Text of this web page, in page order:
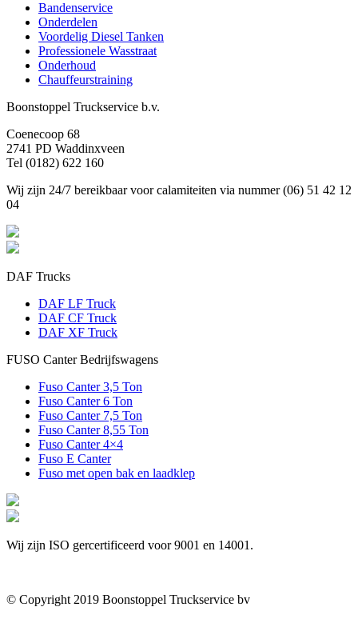
Bandenservice
Onderdelen
Voordelig Diesel Tanken
Professionele Wasstraat
Onderhoud
Chauffeurstraining
Boonstoppel Truckservice b.v.
Coenecoop 68
2741 PD Waddinxveen
Tel (0182) 622 160
Wij zijn 24/7 bereikbaar voor calamiteiten via nummer (06) 51 42 12
04
DAF Trucks
DAF LF Truck
DAF CF Truck
DAF XF Truck
FUSO Canter Bedrijfswagens
Fuso Canter 3,5 Ton
Fuso Canter 6 Ton
Fuso Canter 7,5 Ton
Fuso Canter 8,55 Ton
Fuso Canter 4×4
Fuso E Canter
Fuso met open bak en laadklep
Wij zijn ISO gercertificeerd voor 9001 en 14001.
© Copyright 2019 Boonstoppel Truckservice bv